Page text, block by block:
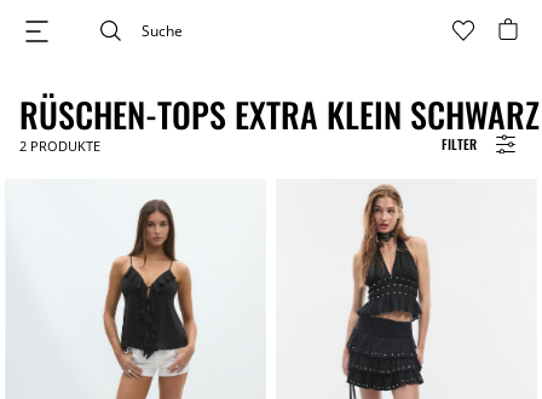
FILTER
RÜSCHEN-TOPS EXTRA KLEIN SCHWARZ
2 PRODUKTE